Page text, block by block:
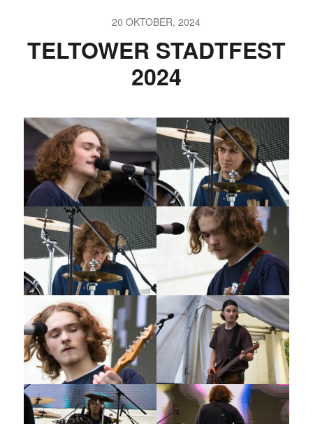
20 OKTOBER, 2024
TELTOWER STADTFEST
2024